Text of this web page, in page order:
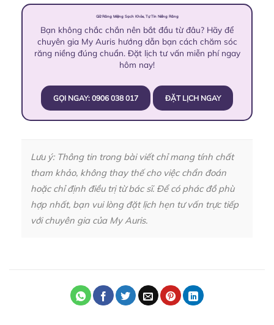
Giữ Răng Miệng Sạch Khỏe, Tự Tin Niềng Răng
Bạn không chắc chắn nên bắt đầu từ đâu? Hãy để
chuyên gia My Auris hướng dẫn bạn cách chăm sóc
răng niềng đúng chuẩn. Đặt lịch tư vấn miễn phí ngay
hôm nay!
GỌI NGAY: 0906 038 017 ĐẶT LỊCH NGAY
Lưu ý: Thông tin trong bài viết chỉ mang tính chất
tham khảo, không thay thế cho việc chẩn đoán
hoặc chỉ định điều trị từ bác sĩ. Để có phác đồ phù
hợp nhất, bạn vui lòng đặt lịch hẹn tư vấn trực tiếp
với chuyên gia của My Auris.